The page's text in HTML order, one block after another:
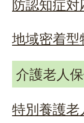
防認知症対
地域密着型
介護老人
特別養護老